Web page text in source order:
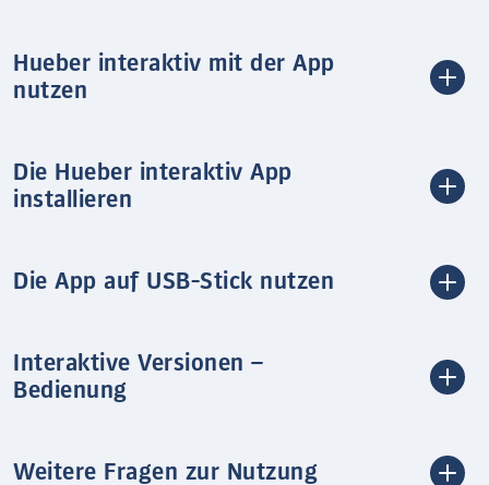
Hueber interaktiv mit der App
nutzen
Die Hueber interaktiv App
installieren
Die App auf USB-Stick nutzen
Interaktive Versionen –
Bedienung
Weitere Fragen zur Nutzung